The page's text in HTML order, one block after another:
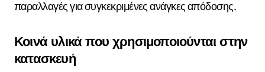
παραλλαγές για συγκεκριμένες ανάγκες απόδοσης.
Κοινά υλικά που χρησιμοποιούνται στην
κατασκευή